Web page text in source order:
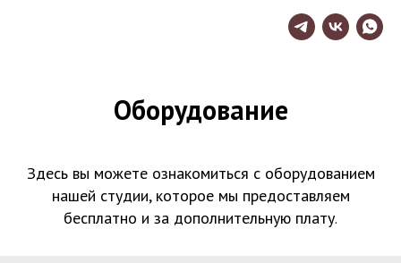
Оборудование
Здесь вы можете ознакомиться с оборудованием
нашей студии, которое мы предоставляем
бесплатно и за дополнительную плату.